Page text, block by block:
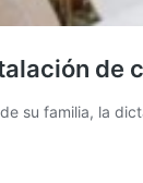
de
su familia, la